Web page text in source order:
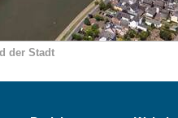
der Stadt